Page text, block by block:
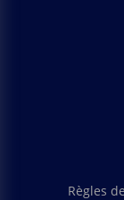
Règles